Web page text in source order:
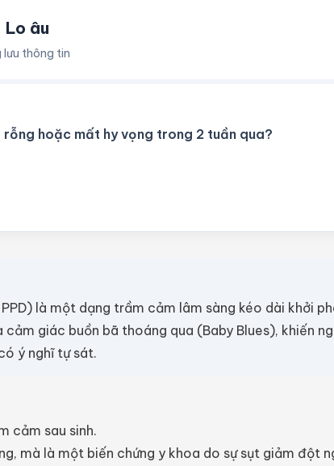
âu
lưu thông tin
hoặc mất hy vọng trong 2 tuần qua?
là một dạng trầm cảm lâm sàng kéo dài khởi
giác buồn bã thoáng qua (Baby Blues), khiến
ý nghĩ tự sát.
cảm sau sinh.
mà là một biến chứng y khoa do sự sụt giảm